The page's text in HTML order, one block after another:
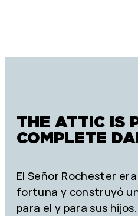
THE ATTIC IS
COMPLETE
El Señor Rochester
fortuna y construyó
para el y para sus